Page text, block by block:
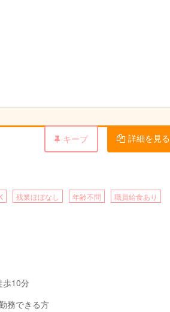
キープ 詳細を見る
残業ほぼなし 年齢不問 職員給食あり
歩10分
務できる方